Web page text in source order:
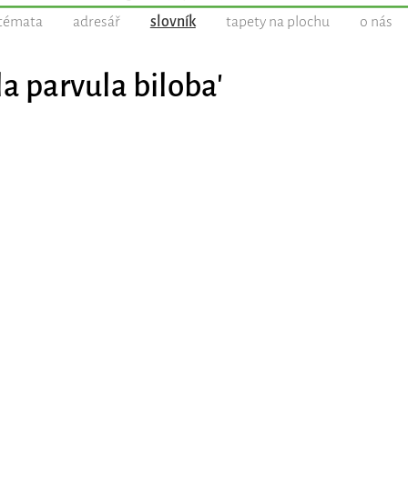
adresář slovník tapety na plochu o nás
parvula biloba'